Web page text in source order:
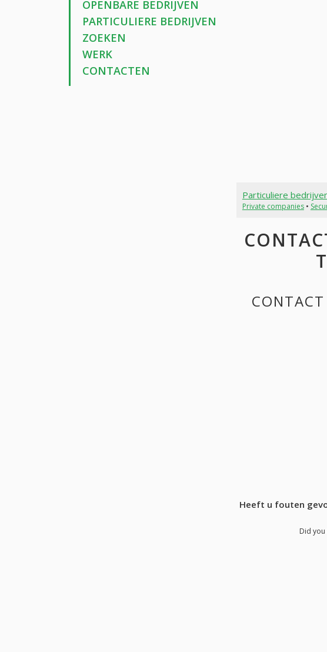
OPENBARE BEDRIJVEN
PARTICULIERE BEDRIJVEN
ZOEKEN
WERK
CONTACTEN
Particuliere
Private companies•
Heeft u fouten
Did